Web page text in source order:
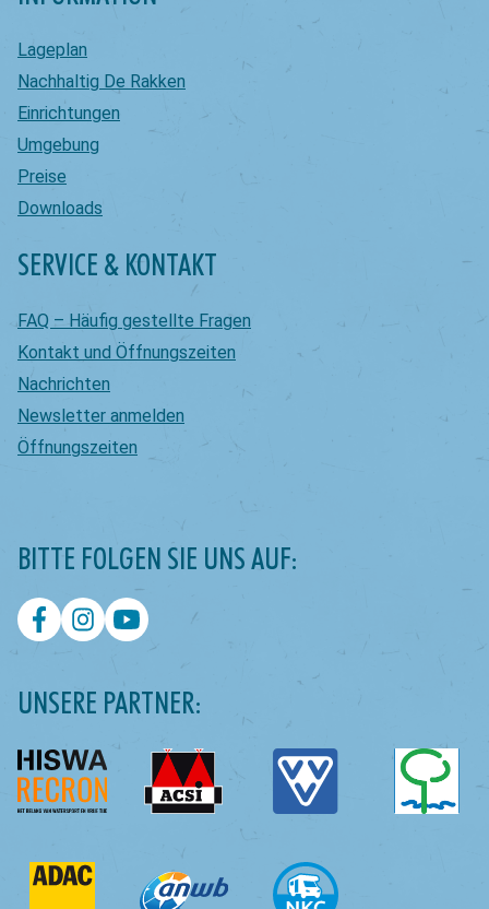
Lageplan
Nachhaltig De Rakken
Einrichtungen
Umgebung
Preise
Downloads
SERVICE & KONTAKT
FAQ – Häufig gestellte Fragen
Kontakt und Öffnungszeiten
Nachrichten
Newsletter anmelden
Öffnungszeiten
BITTE FOLGEN SIE UNS AUF:
UNSERE PARTNER: